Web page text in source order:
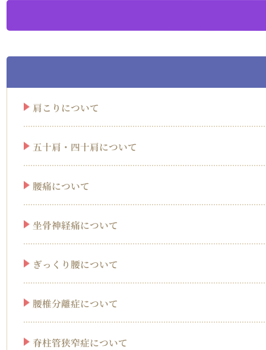
肩こりについて
五十肩・四十肩について
腰痛について
坐骨神経痛について
ぎっくり腰について
腰椎分離症について
脊柱管狭窄症について